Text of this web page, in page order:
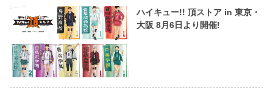
ハイキュー!! 頂ストア in 東京・
大阪 8月6日より開催!